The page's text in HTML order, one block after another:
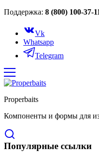
Поддержка: 8 (800) 100-37-
Vk
Whatsapp
Telegram
Properbaits
Компоненты и формы для
Популярные ссылки